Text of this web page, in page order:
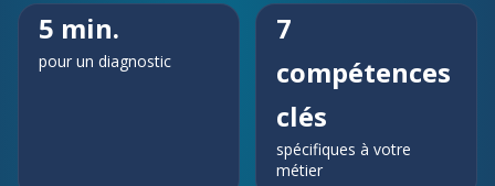
5 min.
pour un diagnostic
7
compétences
clés
spécifiques à votre
métier